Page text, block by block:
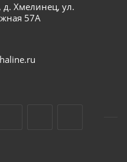
д. Хмелинец, ул.
57А